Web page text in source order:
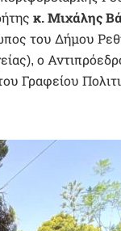
κ. Μιχάλης
του Δήμου
ο
Γραφείου